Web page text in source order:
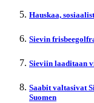
Hauskaa,
Sievin
Sieviin laaditaan
Saabit valtasivat
Suomen